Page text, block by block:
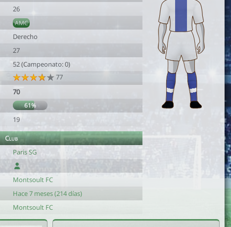
26
AMC
Derecho
27
52 (Campeonato: 0)
77
70
61%
19
Club
Paris SG
Montsoult FC
Hace 7 meses (214 días)
Montsoult FC